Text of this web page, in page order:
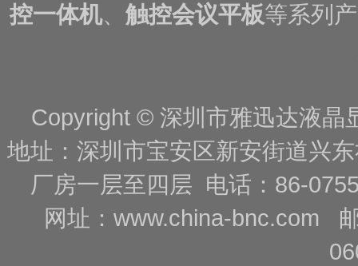
控一体机、 触控会议平板等系列
Copyright © 深圳市雅迅达液
地址：深圳市宝安区新安街道兴
厂房一层至四层 电话：86-
网址： www.china-bnc.com